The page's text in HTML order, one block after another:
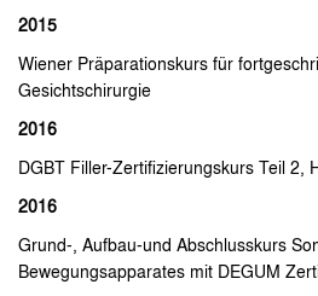
2015
Wiener Präparationskurs für
Gesichtschirurgie
2016
DGBT Filler-Zertifizierungskurs Teil 2,
2016
Grund-, Aufbau-und Abschlusskurs
Bewegungsapparates mit DEGUM